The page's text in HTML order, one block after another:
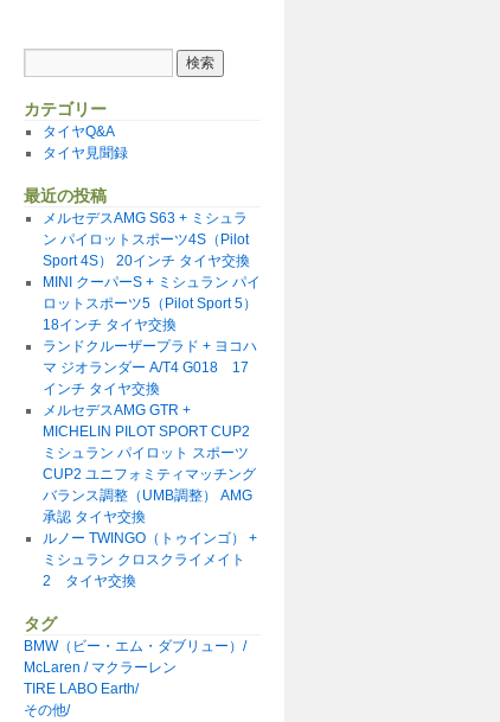
カテゴリー
タイヤQ&A
タイヤ見聞録
最近の投稿
メルセデスAMG S63 + ミシュラ
ン パイロットスポーツ4S（Pilot
Sport 4S） 20インチ タイヤ交換
MINI クーパーS + ミシュラン パイ
ロットスポーツ5（Pilot Sport 5）
18インチ タイヤ交換
ランドクルーザープラド + ヨコハ
マ ジオランダー A/T4 G018 17
インチ タイヤ交換
メルセデスAMG GTR +
MICHELIN PILOT SPORT CUP2
ミシュラン パイロット スポーツ
CUP2 ユニフォミティマッチング
バランス調整（UMB調整） AMG
承認 タイヤ交換
ルノー TWINGO（トゥインゴ） +
ミシュラン クロスクライメイト
2 タイヤ交換
タグ
BMW（ビー・エム・ダブリュー）/
McLaren / マクラーレン
TIRE LABO Earth/
その他/